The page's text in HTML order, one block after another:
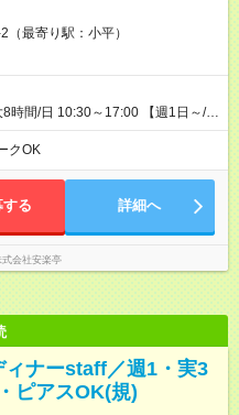
（最寄り駅：小平）
時間/日 10:30～17:00 【週1日～/1
務ももちろん大歓迎！ 「子ど
ンチタイムだけ」 など、家庭の予
クOK
する 詳細へ
式会社安楽亭
ナーstaff／週1・実3
ピアスOK(規)